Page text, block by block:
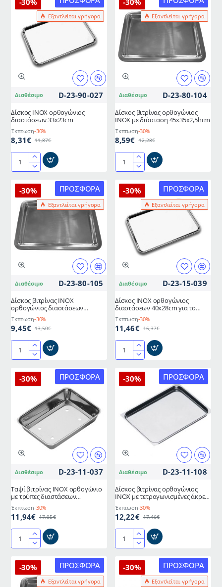
διαμέτρου
ορθογώνιος
διαστάσεων
40x30x2,5hcm
Εξαντλείται γρήγορα
Διαθέσιμο D-23-90-027
Δίσκος ΙΝΟΧ ορθογώνιος
διαστάσεων 33x23cm
Έκπτωση-30%
8,31€ 11,87€
Δίσκος
ορθογώνιος
διαστάσεων
33x23cm
Εξαντλείται γρήγορα
Διαθέσιμο D-23-80-104
Δίσκος βιτρίνας ορθογώνιος
ΙΝΟΧ με διάσταση 45x35x2,5hcm
Έκπτωση-30%
8,59€ 12,28€
Δίσκος
ορθογώνιος
ΙΝΟΧ
διάσταση
45x35x2,5hcm
ΠΡΟΣΦΟΡΆ
Εξαντλείται γρήγορα
-30%
Διαθέσιμο D-23-80-105
Δίσκος βιτρίνας ΙΝΟΧ
ορθογώνιος διαστάσεων
50x35x2,5hcm
Έκπτωση-30%
9,45€ 13,50€
Δίσκος
ΙΝΟΧ
ορθογώνιος
50x35x2,5hcm
ΠΡΟΣΦΟΡΆ
Εξαντλείται γρήγορα
-30%
Διαθέσιμο D-23-15-039
Δίσκος ΙΝΟΧ ορθογώνιος
διαστάσεων 40x28cm για το
καπάκι 09-00-158
Έκπτωση-30%
11,46€ 16,37€
Δίσκος
ορθογώνιος
διαστάσεων
το
καπάκι
158
ΠΡΟΣΦΟΡΆ
-30%
Διαθέσιμο D-23-11-037
Ταψί βιτρίνας ΙΝΟΧ ορθογώνιο
με τρύπες διαστάσεων
27x20x4,5hcm ΙΤΑΛΙΑΣ
Έκπτωση-30%
11,94€ 17,05€
Ταψί
ΙΝΟΧ
ορθογώνιο
ΠΡΟΣΦΟΡΆ
-30%
Διαθέσιμο D-23-11-108
Δίσκος βιτρίνας ορθογώνιος
ΙΝΟΧ με τετραγωνισμένες άκρες
και διαστάσεις 27x20x1,5hcm
ΙΤΑΛΙΑΣ
Έκπτωση-30%
12,22€ 17,46€
Δίσκος
ορθογώνιος
ΙΝΟΧ
ΠΡΟΣΦΟΡΆ
Εξαντλείται γρήγορα
-30% ΠΡΟΣΦΟΡΆ
Εξαντλείται γρήγορα
-30%